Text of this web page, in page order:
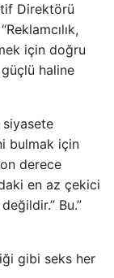
Direktörü
için doğru
haline
siyasete
bulmak için
derece
en az çekici
Bu.”
gibi seks her